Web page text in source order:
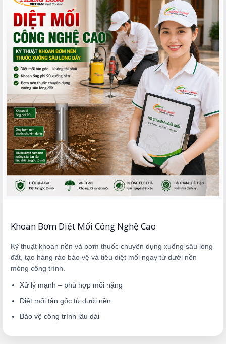
Khoan Bơm Diệt Mối Công Nghệ Cao
Kỹ thuật khoan nền và bơm thuốc chuyên dụng xuống sâu lòng
đất, tạo hàng rào bảo vệ và tiêu diệt mối ngay từ dưới nền
móng công trình.
Xử lý mạnh – phù hợp mối nặng
Diệt mối tận gốc từ dưới nền
Bảo vệ công trình lâu dài